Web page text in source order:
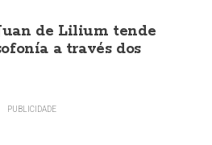
de Lilium tende
a través dos